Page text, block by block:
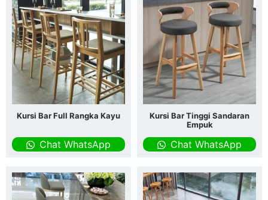
Kursi Bar Full Rangka Kayu
Chat WhatsApp
Kursi Bar Tinggi Sandaran
Empuk
Chat WhatsApp